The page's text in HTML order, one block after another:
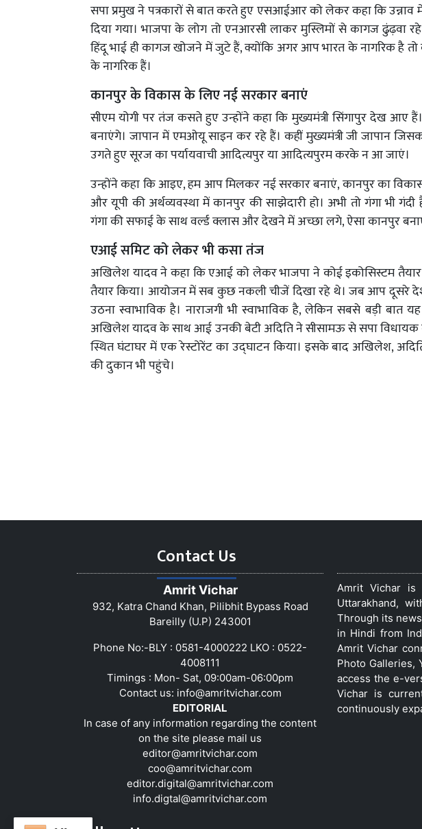
सपा प्रमुख ने पत्रकारों से बात करते हुए एसआईआर को लेकर कहा कि उन्नाव
दिया गया। भाजपा के लोग तो एनआरसी लाकर मुस्लिमों से कागज
हिंदू भाई ही कागज खोजने में जुटे हैं, क्योंकि अगर आप भारत के नागरिक है तो
के नागरिक हैं।
कानपुर के विकास के लिए नई सरकार बनाएं
सीएम योगी पर तंज कसते हुए उन्होंने कहा कि मुख्यमंत्री सिंगापुर देख आए
बनाएंगे। जापान में एमओयू साइन कर रहे हैं। कहीं मुख्यमंत्री जी जापान
उगते हुए सूरज का पर्यायवाची आदित्यपुर या आदित्यपुरम करके न आ जाएं।
उन्होंने कहा कि आइए, हम आप मिलकर नई सरकार बनाएं, कानपुर का
और यूपी की अर्थव्यवस्था में कानपुर की साझेदारी हो। अभी तो गंगा भी
गंगा की सफाई के साथ वर्ल्ड क्लास और देखने में अच्छा लगे, ऐसा कानपुर
एआई समिट को लेकर भी कसा तंज
अखिलेश यादव ने कहा कि एआई को लेकर भाजपा ने कोई इकोसिस्टम तैयार
तैयार किया। आयोजन में सब कुछ नकली चीजें दिखा रहे थे। जब आप दूसरे देश
उठना स्वाभाविक है। नाराजगी भी स्वाभाविक है, लेकिन सबसे बड़ी बात
अखिलेश यादव के साथ आई उनकी बेटी अदिति ने सीसामऊ से सपा
स्थित घंटाघर में एक रेस्टोरेंट का उद्घाटन किया। इसके बाद अखिलेश,
की दुकान भी पहुंचे।
Contact Us
Amrit Vichar
932, Katra Chand Khan, Pilibhit Bypass Road
Bareilly (U.P) 243001
Phone No:-BLY : 0581-4000222 LKO : 0522-
4008111
Timings : Mon- Sat, 09:00am-06:00pm
Contact us: info@amritvichar.com
EDITORIAL
In case of any information regarding the content
on the site please mail us
editor@amritvichar.com
coo@amritvichar.com
editor.digital@amritvichar.com
info.digtal@amritvichar.com
Amrit Vichar is
Uttarakhand,
Through its
in Hindi from
Amrit Vichar
Photo Galleries,
access the e-
Vichar is
continuously